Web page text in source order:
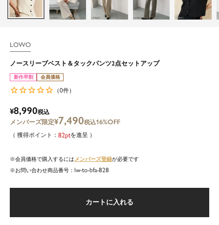
LOWO
ノースリーブベスト＆タックパンツ2点セットアップ
新作早割 会員価格
（0件）
¥8,990税込
¥7,490税込16%OFF
82 を進呈
会員価格で購入するには メンバーズ登録が必要です
商品番号
lw-to-bfa-828
カートに入れる